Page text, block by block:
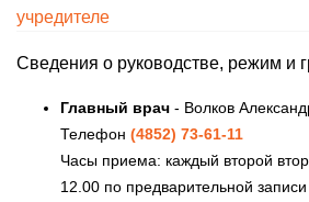
учредителе
Сведения о руководстве, режим и
Главный врач - Волков
Телефон (4852) 73-61-11
Часы приема: каждый второй
12.00 по предварительной